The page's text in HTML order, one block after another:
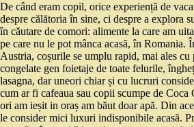
De când eram copil, orice experiență de
despre călătoria în sine, ci despre a explora
în căutare de comori: alimente la care am
pe care nu le pot mânca acasă, în Romania.
Austria, coșurile se umplu rapid, mai ales cu
congelate gen foietaje de toate felurile,
lasagna, dar uneori chiar și cu lucruri
cum ar fi cafeaua sau copii scumpe de Coca
ori am ieșit in oraș am băut doar apă. Din
le consider mici luxuri indisponibile acasă.